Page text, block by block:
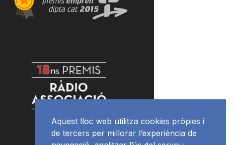
Aquest lloc web utilitza cookies pròpies i
de tercers per millorar l’experiència de